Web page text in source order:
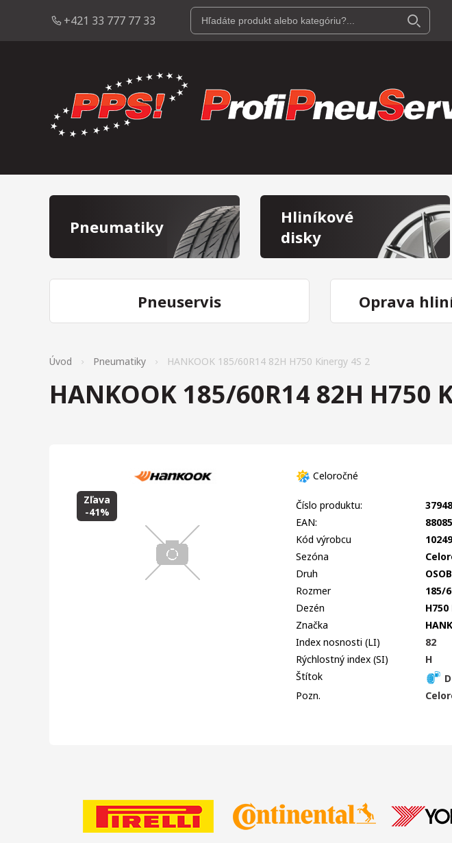
+421 33 777 77 33
Pneumatiky
Hliníkové
disky
Pneuservis Oprava
Úvod Pneumatiky HANKOOK 185/60R14 82H H750 Kinergy 4S 2
HANKOOK 185/60R14 82H H750
Zľava
-41%
Celoročné
Číslo produktu:
EAN:
Kód výrobcu
Sezóna
Druh
Rozmer
185/
Dezén
Značka
Index nosnosti (LI)
82
Rýchlostný index (SI)
H
Štítok
D
Pozn.